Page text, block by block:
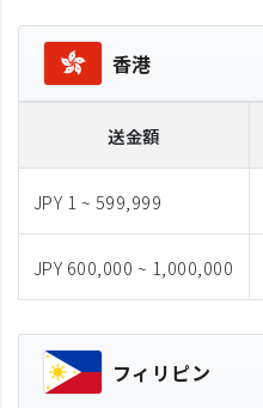
香港
送金額
JPY 1 ~ 599,999
JPY 600,000 ~ 1,000,000
フィリピン